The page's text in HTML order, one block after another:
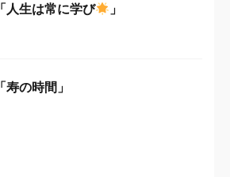
「人生は常に学び 」
「寿の時間」